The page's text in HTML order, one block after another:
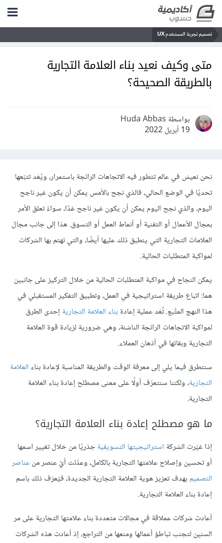
تصميم تجربة المستخدم UX
متى وكيف نعيد بناء العلامة التجارية
بالطريقة الصحيحة؟
بواسطة Huda Abbas
19 أبريل 2022
نحن نعيش في عالم تتطور فيه الاتجاهات الرائجة باستمرار، ويُعَد تتبّعها
تحديًا في الوضع الحالي، فالذي نجح بالأمس يمكن أن يكون غير ناجح
اليوم، والذي نجح اليوم يمكن أن يكون غير ناجح غدًا، سواءً تعلق الأمر
بمجال الأعمال أو التقنية أو أنماط العمل أو التسوق. هذا إلى جانب مجال
العلامات التجارية التي ينطبق ذلك عليها أيضًا، والتي تهتم بها الشركات
لمواكبة المتطلبات الحالية.
يمكن النجاح في مواكبة المتطلبات الحالية من خلال التركيز على جانبين
هما: اتباع طريقة استراتيجية في العمل، وتطبيق التفكير المستقبلي في
هذا النهج المتَّبع. تُعَد عملية إعادةبناء العلامة التجارية إحدى الطرق
لمواكبة الاتجاهات الرائجة الناشئة، وهي ضرورية لزيادة قوة العلامة
التجارية وبقائها في أذهان العملاء.
سنتطرق فيما يلي إلى معرفة الوقت والطريقة المناسبة لإعادة بناء العلامة
التجارية، ولكننا سنتعرّف أولًا على معنى مصطلح إعادة بناء العلامة
التجارية.
ما هو مصطلح إعادة بناء العلامة التجارية؟
إذا غيّرت الشركة استراتيجيتها التسويقيةجذريًا من خلال تغيير اسمها
أو تحسين وإصلاح علامتها التجارية بالكامل، وعدّلت أيّ عنصر منعناصر
التصميمبهدف تعزيز هوية العلامة التجارية الجديدة، فيُعرَف ذلك باسم
إعادة بناء العلامة التجارية.
أعادت شركات عملاقة في مجالات متعددة بناء علامتها التجارية على مر
السنين لتجنب تباطؤ أعمالها ومنعها من التراجع، إذ أعادت هذه الشركات